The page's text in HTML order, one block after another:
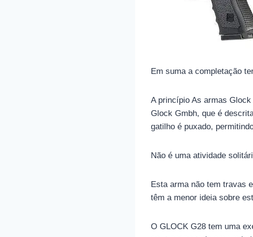
Em suma a completação
A princípio As armas
Glock Gmbh, que é
gatilho é puxado,
Não é uma atividade
Esta arma não tem travas
têm a menor ideia sobre
O GLOCK G28 tem uma